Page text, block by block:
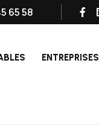
65 58
ENTREPRISES